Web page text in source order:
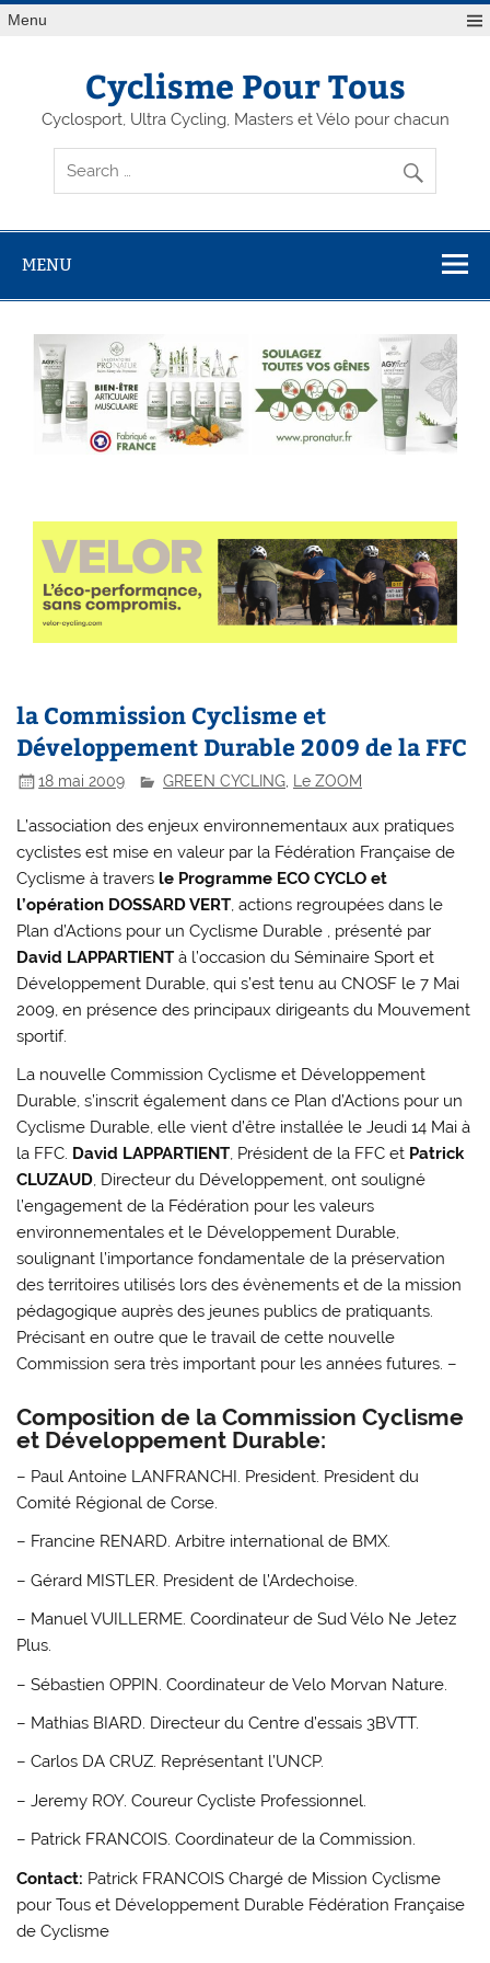
Menu
Cyclisme Pour Tous
Cyclosport, Ultra Cycling, Masters et Vélo pour chacun
MENU
la Commission Cyclisme et
Développement Durable 2009 de la FFC
18 mai 2009 GREEN CYCLING Le ZOOM
L’association des enjeux environnementaux aux pratiques
cyclistes est mise en valeur par la Fédération Française de
Cyclisme à travers le Programme ECO CYCLO et
l’opération DOSSARD VERT, actions regroupées dans le
Plan d’Actions pour un Cyclisme Durable , présenté par
David LAPPARTIENT à l’occasion du Séminaire Sport et
Développement Durable, qui s’est tenu au CNOSF le 7 Mai
2009, en présence des principaux dirigeants du Mouvement
sportif.
La nouvelle Commission Cyclisme et Développement
Durable, s’inscrit également dans ce Plan d’Actions pour un
Cyclisme Durable, elle vient d’être installée le Jeudi 14 Mai à
la FFC. David LAPPARTIENT, Président de la FFC et Patrick
CLUZAUD, Directeur du Développement, ont souligné
l’engagement de la Fédération pour les valeurs
environnementales et le Développement Durable,
soulignant l’importance fondamentale de la préservation
des territoires utilisés lors des évènements et de la mission
pédagogique auprès des jeunes publics de pratiquants.
Précisant en outre que le travail de cette nouvelle
Commission sera très important pour les années futures. –
Composition de la Commission Cyclisme
et Développement Durable:
– Paul Antoine LANFRANCHI. President. President du
Comité Régional de Corse.
– Francine RENARD. Arbitre international de BMX.
– Gérard MISTLER. President de l’Ardechoise.
– Manuel VUILLERME. Coordinateur de Sud Vélo Ne Jetez
Plus.
– Sébastien OPPIN. Coordinateur de Velo Morvan Nature.
– Mathias BIARD. Directeur du Centre d’essais 3BVTT.
– Carlos DA CRUZ. Représentant l’UNCP.
– Jeremy ROY. Coureur Cycliste Professionnel.
– Patrick FRANCOIS. Coordinateur de la Commission.
Contact: Patrick FRANCOIS Chargé de Mission Cyclisme
pour Tous et Développement Durable Fédération Française
de Cyclisme